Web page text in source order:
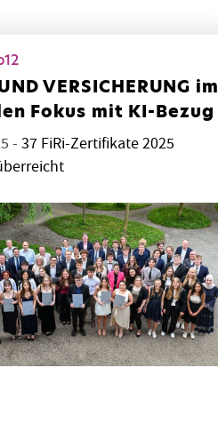
VERSICHERUNG im
Fokus mit KI-Bezug
-37 FiRi-Zertifikate 2025